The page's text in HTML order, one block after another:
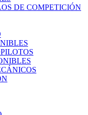
DE COMPETICIÓN